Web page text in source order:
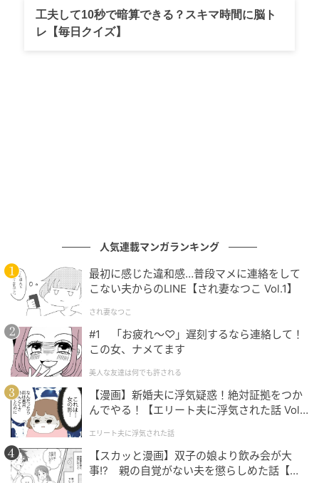
文字だ。
25年6月の「メイヤーLPGAクラシック」でのひとコマ。高田キャディと言葉
を交わすシュメルツェル。
いかがでしたか？ サラ・シュメルツェル選手の活躍に
ご期待ください！
工夫して10秒で暗算できる？スキマ時間に脳ト
レ【毎日クイズ】
人気連載マンガランキング
最初に感じた違和感…普段マメに連絡をして
こない夫からのLINE【され妻なつこ Vol.1】
され妻なつこ
#1 「お疲れ〜♡」遅刻するなら連絡して！
この女、ナメてます
美人な友達は何でも許される
【漫画】新婚夫に浮気疑惑！絶対証拠をつか
んでやる！【エリート夫に浮気された話 Vol.
エリート夫に浮気された話
【スカッと漫画】双子の娘より飲み会が大
事!? 親の自覚がない夫を懲らしめた話【第1